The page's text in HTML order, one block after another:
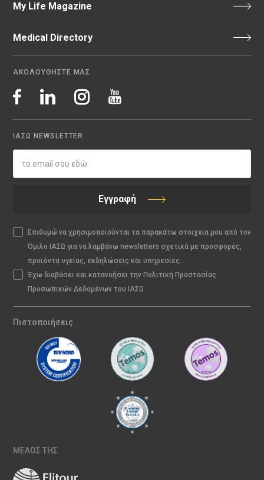
My Life Magazine
Medical Directory
ΑΚΟΛΟΥΘΗΣΤΕ ΜΑΣ
ΙΑΣΩ NEWSLETTER
Εγγραφή
Επιθυμώ να χρησιμοποιούνται τα παρακάτω στοιχεία μου από τον
Όμιλο ΙΑΣΩ για να λαμβάνω newsletters σχετικά με προσφορές,
προϊόντα υγείας, εκδηλώσεις και υπηρεσίες.
Έχω διαβάσει και κατανοήσει την Πολιτική Προστασίας
Προσωπικών Δεδομένων του ΙΑΣΩ
Πιστοποιήσεις
ΜΕΛΟΣ ΤΗΣ